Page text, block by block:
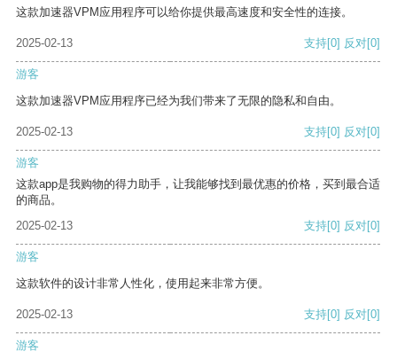
这款加速器VPM应用程序可以给你提供最高速度和安全性的连接。
2025-02-13 支持[0] 反对[0]
游客
这款加速器VPM应用程序已经为我们带来了无限的隐私和自由。
2025-02-13 支持[0] 反对[0]
游客
这款app是我购物的得力助手，让我能够找到最优惠的价格，买到最合适
的商品。
2025-02-13
支持[0] 反对[0]
游客
这款软件的设计非常人性化，使用起来非常方便。
2025-02-13 支持[0] 反对[0]
游客